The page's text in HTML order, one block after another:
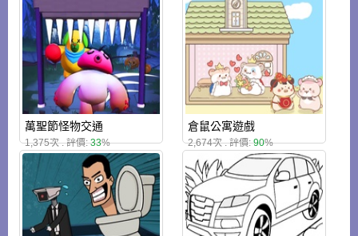
萬聖節怪物交通
1,375次 . 評價:33%
倉鼠公寓遊戲
2,674次 . 評價:90%